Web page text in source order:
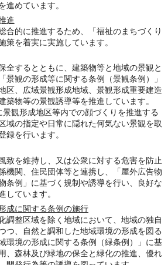
進めています。
進
合的に推進するため、「福祉のまちづくり
策を着実に実施しています。
全するとともに、建築物等と地域の景観と
景観の形成等に関する条例（景観条例）」
区、広域景観形成地域、景観形成重要建造
築物等の景観誘導等を推進しています。
観形成地区等内での顔づくりを推進する
域の指定や日常に隠れた何気ない景観を取
録を行います。
致を維持し、又は公衆に対する危害を防止
機関、住民団体等と連携し、「屋外広告物
条例」に基づく規制や誘導を行い、良好な
しています。
成に関する条例の施行
調整区域を除く地域において、地域の独自
つ、自然と調和した地域環境の形成を図る
環境の形成に関する条例（緑条例）」に基
、森林及び緑地の保全と緑化の推進、優れ